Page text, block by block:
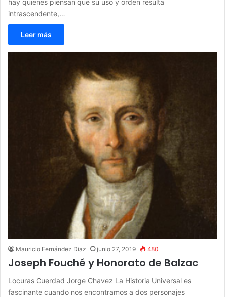
hay quienes piensan que su uso y orden resulta
intrascendente,…
Leer más
Mauricio Fernández Diaz junio 27, 2019 480
Joseph Fouché y Honorato de Balzac
Locuras Cuerdad Jorge Chavez La Historia Universal es
fascinante cuando nos encontramos a dos personajes